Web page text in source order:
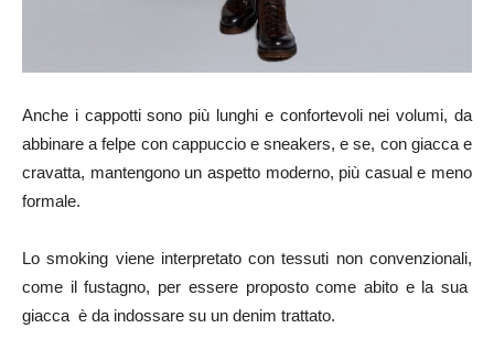
Anche i cappotti sono più lunghi e confortevoli nei volumi, da
abbinare a felpe con cappuccio e sneakers, e se, con giacca e
cravatta, mantengono un aspetto moderno, più casual e meno
formale.
Lo smoking viene interpretato con tessuti non convenzionali,
come il fustagno, per essere proposto come abito e la sua
giacca è da indossare su un denim trattato.